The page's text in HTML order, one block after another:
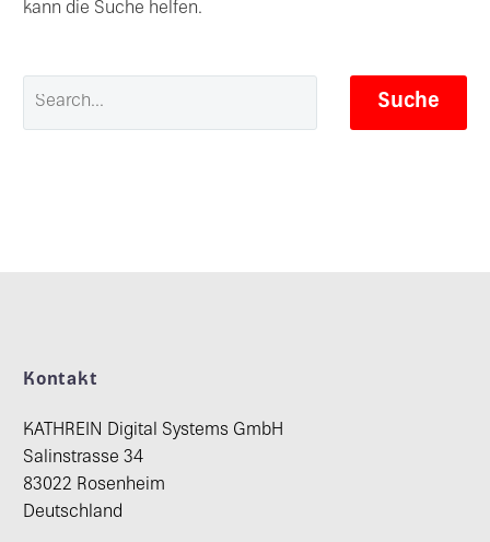
kann die Suche helfen.
Suche
Kontakt
KATHREIN Digital Systems GmbH
Salinstrasse 34
83022 Rosenheim
Deutschland